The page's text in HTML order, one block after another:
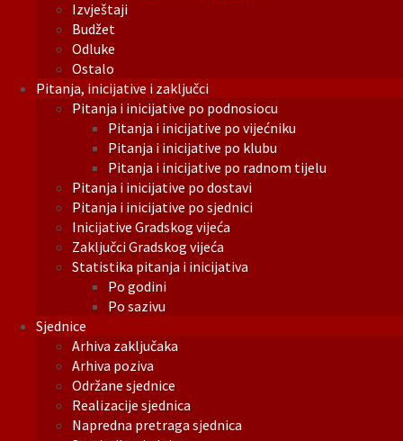
Izvještaji
Budžet
Odluke
Ostalo
Pitanja, inicijative i zaključci
Pitanja i inicijative po podnosiocu
Pitanja i inicijative po vijećniku
Pitanja i inicijative po klubu
Pitanja i inicijative po radnom tijelu
Pitanja i inicijative po dostavi
Pitanja i inicijative po sjednici
Inicijative Gradskog vijeća
Zaključci Gradskog vijeća
Statistika pitanja i inicijativa
Po godini
Po sazivu
Sjednice
Arhiva zaključaka
Arhiva poziva
Održane sjednice
Realizacije sjednica
Napredna pretraga sjednica